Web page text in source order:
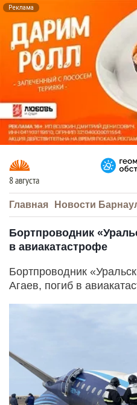
Реклама
8 августа
Главная Новости
Бортпроводник
в авиакатастрофе
Бортпроводник
Агаев, погиб в